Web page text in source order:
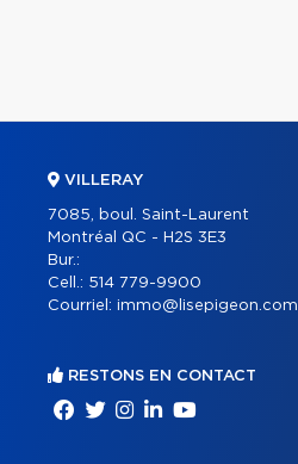
VILLERAY
7085, boul. Saint-Laurent
Montréal QC - H2S 3E3
Bur.:
Cell.: 514 779-9900
Courriel: immo@lisepigeon.com
RESTONS EN CONTACT